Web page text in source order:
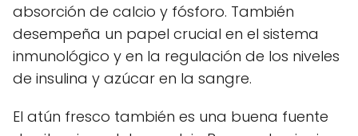
absorción de calcio y fósforo. También
desempeña un papel crucial en el sistema
inmunológico y en la regulación de los niveles
de insulina y azúcar en la sangre.
El atún fresco también es una buena fuente